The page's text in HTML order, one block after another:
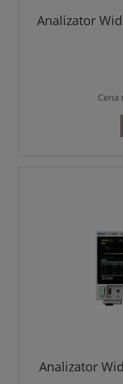
Analizator
Cena
Analizator